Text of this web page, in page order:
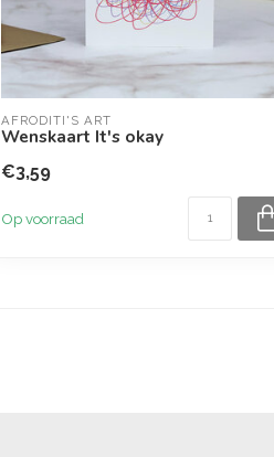
AFRODITI'S ART
Wenskaart It's okay
€3,59
Op voorraad